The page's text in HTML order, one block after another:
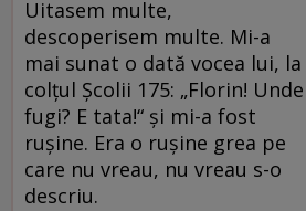
Uitasem multe,
descoperisem multe. Mi-a
mai sunat o dată vocea lui, la
colţul Şcolii 175: „Florin! Unde
fugi? E tata!“ şi mi-a fost
ruşine. Era o ruşine grea pe
care nu vreau, nu vreau s-o
descriu.